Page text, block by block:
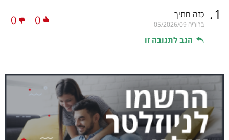
1
. כזה חתיך
ברוריה 05/2026/09
הגב לתגובה זו
0
0